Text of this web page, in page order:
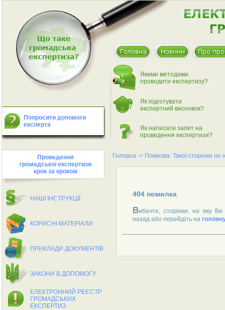
Попросити допомоги
експерта
Проведення
громадської експертизи
крок за кроком
НАШI IНСТРУКЦIЇ
КОРИСНI МАТЕРIАЛИ
ПРИКЛАДИ ДОКУМЕНТIВ
ЗАКОНИ В ДОПОМОГУ
ЕЛЕКТРОННИЙ РЕЄСТР
ГРОМАДСЬКИХ
ЕКСПЕРТИЗ
Якими методами
проводити експертизу?
Як пiдготувати
експертний висновок?
Як написати запит на
проведення експертизи?
Головна -> Помилка: Такої сторінки не
404 помилка
Вибачте, сторінки, на яку Ви
назад або перейдіть на